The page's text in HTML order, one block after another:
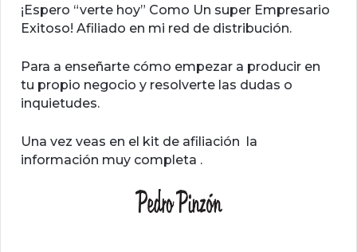
¡Espero “verte hoy” Como Un super Empresario
Exitoso! Afiliado en mi red de distribución.
Para a enseñarte cómo empezar a producir en
tu propio negocio y resolverte las dudas o
inquietudes.
Una vez veas en el kit de afiliación la
información muy completa .